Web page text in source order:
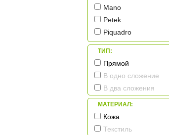
Mano
Petek
Piquadro
Sergio Belotti
Tuscany Leather
Макей
ТИП:
Прямой
В одно сложение
В два сложения
МАТЕРИАЛ:
Кожа
Текстиль